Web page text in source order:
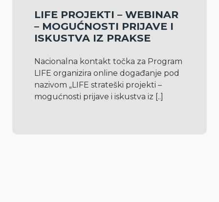
LIFE PROJEKTI – WEBINAR
– MOGUĆNOSTI PRIJAVE I
ISKUSTVA IZ PRAKSE
Nacionalna kontakt točka za Program
LIFE organizira online događanje pod
nazivom „LIFE strateški projekti –
mogućnosti prijave i iskustva iz [..]